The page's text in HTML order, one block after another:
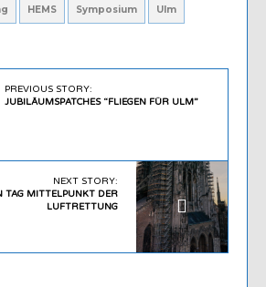
HEMS Symposium Ulm
PREVIOUS STORY:
JUBILÄUMSPATCHES “FLIEGEN FÜR ULM”
NEXT STORY:
TAG MITTELPUNKT DER
LUFTRETTUNG